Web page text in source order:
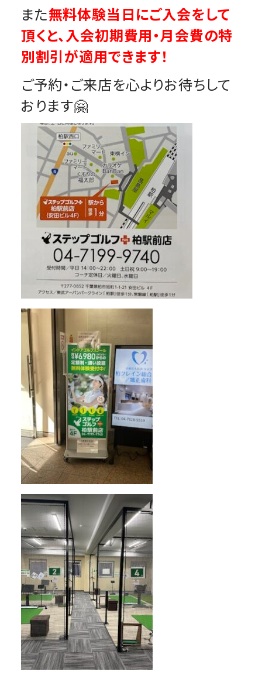
また無料体験当日にご入会をして
頂くと、入会初期費用・月会費の特
別割引が適用できます！
ご予約・ご来店を心よりお待ちして
おります🤗